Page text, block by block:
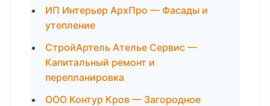
ИП Интерьер АрхПро — Фасады и
утепление
СтройАртель Ателье Сервис —
Капитальный ремонт и
перепланировка
ООО Контур Кров — Загородное